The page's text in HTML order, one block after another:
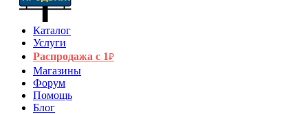
Каталог
Услуги
Распродажа с 1₽
Магазины
Форум
Помощь
Блог